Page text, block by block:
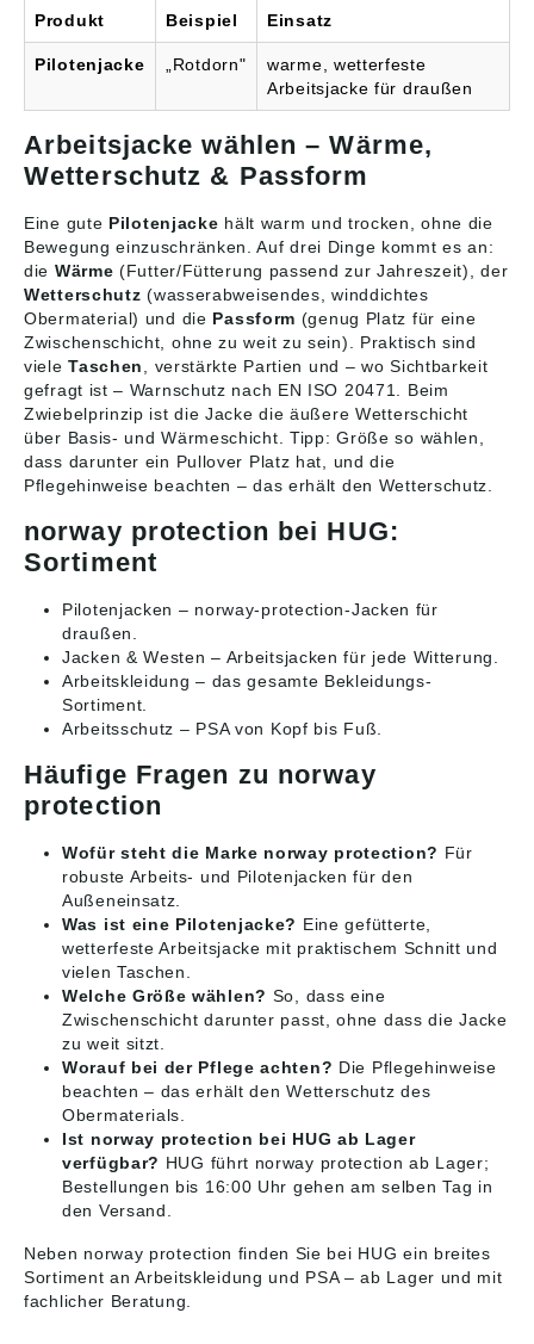
Produkt Beispiel Einsatz
Pilotenjacke „Rotdorn"
warme, wetterfeste
Arbeitsjacke für draußen
Arbeitsjacke wählen – Wärme,
Wetterschutz & Passform
Eine gute Pilotenjacke hält warm und trocken, ohne die
Bewegung einzuschränken. Auf drei Dinge kommt es an:
die Wärme (Futter/Fütterung passend zur Jahreszeit), der
Wetterschutz (wasserabweisendes, winddichtes
Obermaterial) und die Passform (genug Platz für eine
Zwischenschicht, ohne zu weit zu sein). Praktisch sind
vieleTaschen
, verstärkte Partien und – wo Sichtbarkeit
gefragt ist – Warnschutz nach EN ISO 20471. Beim
Zwiebelprinzip ist die Jacke die äußere Wetterschicht
über Basis- und Wärmeschicht. Tipp: Größe so wählen,
dass darunter ein Pullover Platz hat, und die
Pflegehinweise beachten – das erhält den Wetterschutz.
norway protection bei HUG:
Sortiment
Pilotenjacken – norway-protection-Jacken für
draußen.
Jacken & Westen – Arbeitsjacken für jede Witterung.
Arbeitskleidung – das gesamte Bekleidungs-
Sortiment.
Arbeitsschutz – PSA von Kopf bis Fuß.
Häufige Fragen zu norway
protection
Wofür steht die Marke norway protection? Für
robuste Arbeits- und Pilotenjacken für den
Außeneinsatz.
Was ist eine Pilotenjacke? Eine gefütterte,
wetterfeste Arbeitsjacke mit praktischem Schnitt und
vielen Taschen.
Welche Größe wählen? So, dass eine
Zwischenschicht darunter passt, ohne dass die Jacke
zu weit sitzt.
Worauf bei der Pflege achten? Die Pflegehinweise
beachten – das erhält den Wetterschutz des
Obermaterials.
Ist norway protection bei HUG ab Lager
verfügbar? HUG führt norway protection ab Lager;
Bestellungen bis 16:00 Uhr gehen am selben Tag in
den Versand.
Neben norway protection finden Sie bei HUG ein breites
Sortiment anArbeitskleidung und PSA– ab Lager und mit
fachlicher Beratung.